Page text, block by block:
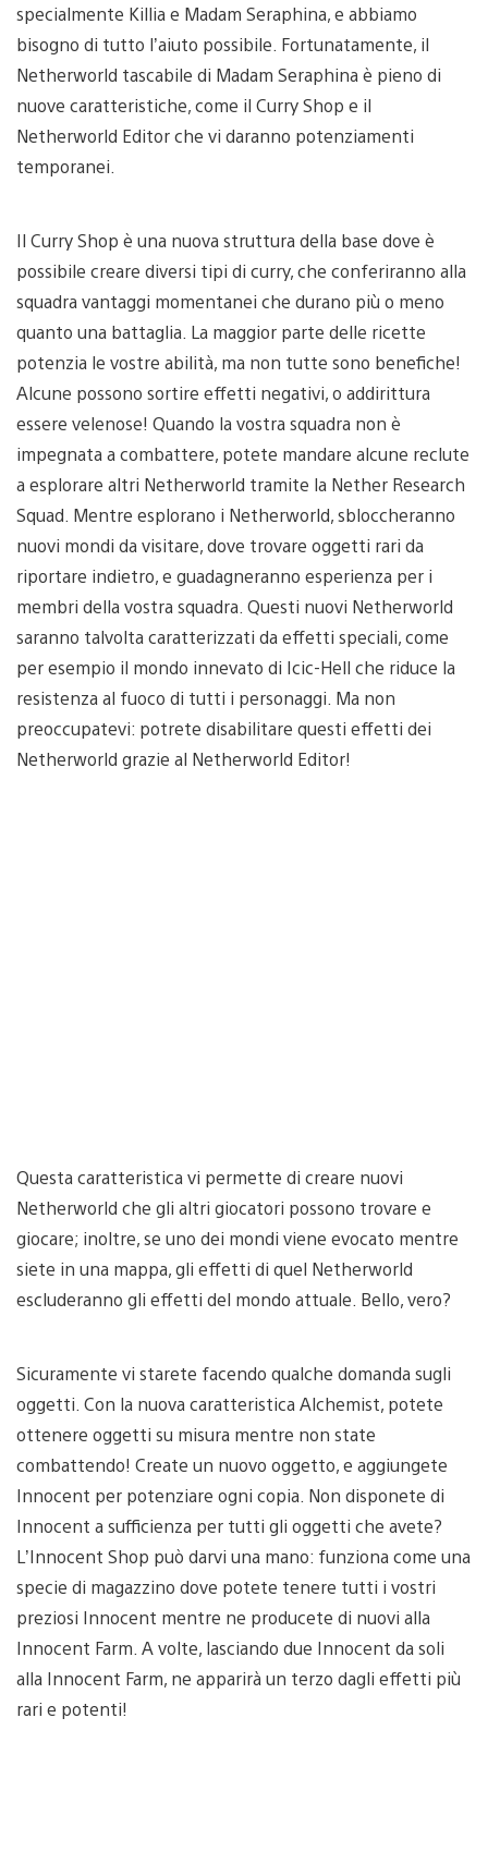
specialmente Killia e Madam Seraphina, e abbiamo
bisogno di tutto l’aiuto possibile. Fortunatamente, il
Netherworld tascabile di Madam Seraphina è pieno di
nuove caratteristiche, come il Curry Shop e il
Netherworld Editor che vi daranno potenziamenti
temporanei.
Il Curry Shop è una nuova struttura della base dove è
possibile creare diversi tipi di curry, che conferiranno alla
squadra vantaggi momentanei che durano più o meno
quanto una battaglia. La maggior parte delle ricette
potenzia le vostre abilità, ma non tutte sono benefiche!
Alcune possono sortire effetti negativi, o addirittura
essere velenose! Quando la vostra squadra non è
impegnata a combattere, potete mandare alcune reclute
a esplorare altri Netherworld tramite la Nether Research
Squad. Mentre esplorano i Netherworld, sbloccheranno
nuovi mondi da visitare, dove trovare oggetti rari da
riportare indietro, e guadagneranno esperienza per i
membri della vostra squadra. Questi nuovi Netherworld
saranno talvolta caratterizzati da effetti speciali, come
per esempio il mondo innevato di Icic-Hell che riduce la
resistenza al fuoco di tutti i personaggi. Ma non
preoccupatevi: potrete disabilitare questi effetti dei
Netherworld grazie al Netherworld Editor!
Questa caratteristica vi permette di creare nuovi
Netherworld che gli altri giocatori possono trovare e
giocare; inoltre, se uno dei mondi viene evocato mentre
siete in una mappa, gli effetti di quel Netherworld
escluderanno gli effetti del mondo attuale. Bello, vero?
Sicuramente vi starete facendo qualche domanda sugli
oggetti. Con la nuova caratteristica Alchemist, potete
ottenere oggetti su misura mentre non state
combattendo! Create un nuovo oggetto, e aggiungete
Innocent per potenziare ogni copia. Non disponete di
Innocent a sufficienza per tutti gli oggetti che avete?
L’Innocent Shop può darvi una mano: funziona come una
specie di magazzino dove potete tenere tutti i vostri
preziosi Innocent mentre ne producete di nuovi alla
Innocent Farm. A volte, lasciando due Innocent da soli
alla Innocent Farm, ne apparirà un terzo dagli effetti più
rari e potenti!